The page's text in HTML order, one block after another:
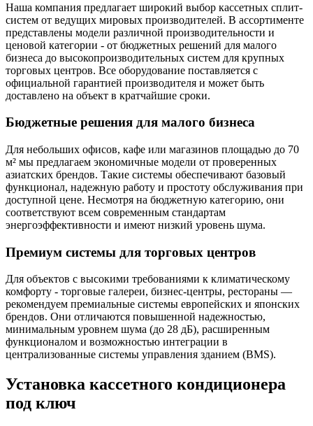
Наша компания предлагает широкий выбор кассетных сплит-
систем от ведущих мировых производителей. В ассортименте
представлены модели различной производительности и
ценовой категории - от бюджетных решений для малого
бизнеса до высокопроизводительных систем для крупных
торговых центров. Все оборудование поставляется с
официальной гарантией производителя и может быть
доставлено на объект в кратчайшие сроки.
Бюджетные решения для малого бизнеса
Для небольших офисов, кафе или магазинов площадью до 70
м² мы предлагаем экономичные модели от проверенных
азиатских брендов. Такие системы обеспечивают базовый
функционал, надежную работу и простоту обслуживания при
доступной цене. Несмотря на бюджетную категорию, они
соответствуют всем современным стандартам
энергоэффективности и имеют низкий уровень шума.
Премиум системы для торговых центров
Для объектов с высокими требованиями к климатическому
комфорту - торговые галереи, бизнес-центры, рестораны —
рекомендуем премиальные системы европейских и японских
брендов. Они отличаются повышенной надежностью,
минимальным уровнем шума (до 28 дБ), расширенным
функционалом и возможностью интеграции в
централизованные системы управления зданием (BMS).
Установка кассетного кондиционера
под ключ